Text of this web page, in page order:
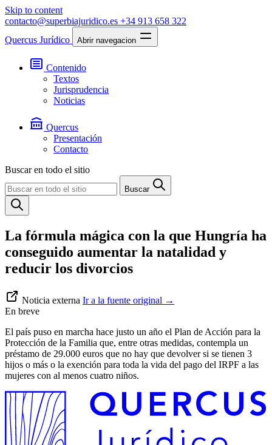
Skip to content
contacto@superbiajuridico.es +34 913 658 322
Quercus Jurídico
Abrir navegacion
Contenido
Textos
Jurisprudencia
Noticias
Quercus
Presentación
Contacto
Buscar en todo el sitio
Buscar
La fórmula mágica con la que Hungría ha
conseguido aumentar la natalidad y
reducir los divorcios
Noticia externa Ir a la fuente original →
En breve
El país puso en marcha hace justo un año el Plan de Acción para la
Protección de la Familia que, entre otras medidas, contempla un
préstamo de 29.000 euros que no hay que devolver si se tienen 3
hijos o más o la exención para toda la vida del pago del IRPF a las
mujeres con al menos cuatro niños.